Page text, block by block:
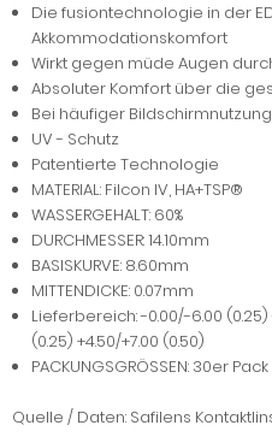
Die fusiontechnologie in der
Akkommodationskomfort
Wirkt gegen müde Augen
Absoluter Komfort über die
Bei häufiger
UV - Schutz
Patentierte Technologie
MATERIAL: Filcon IV, HA+TSP®
WASSERGEHALT: 60%
DURCHMESSER: 14.10mm
BASISKURVE: 8.60mm
MITTENDICKE: 0.07mm
Lieferbereich: -0.00/-6.00 (0.25)
(0.25) +4.50/+7.00 (0.50)
PACKUNGSGRÖSSEN: 30er Pack
Quelle / Daten: Safilens